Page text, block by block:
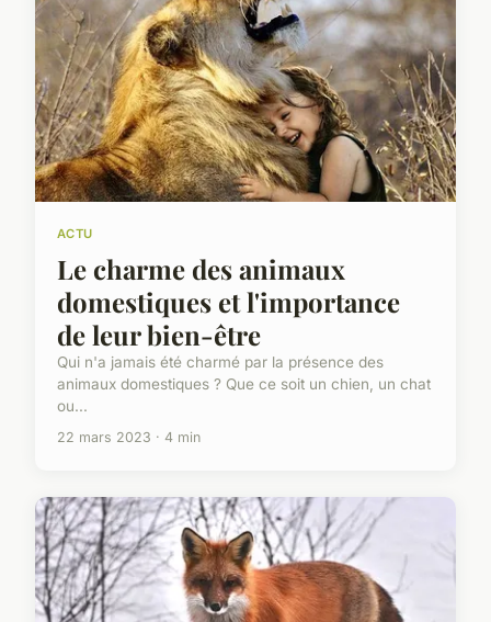
ACTU
Le charme des animaux
domestiques et l'importance
de leur bien-être
Qui n'a jamais été charmé par la présence des
animaux domestiques ? Que ce soit un chien, un chat
ou...
22 mars 2023 · 4 min